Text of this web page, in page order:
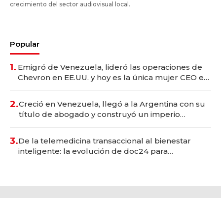
crecimiento del sector audiovisual local.
Popular
1. Emigró de Venezuela, lideró las operaciones de
Chevron en EE.UU. y hoy es la única mujer CEO en
2.Creció en Venezuela, llegó a la Argentina con su
título de abogado y construyó un imperio
3.De la telemedicina transaccional al bienestar
inteligente: la evolución de doc24 para